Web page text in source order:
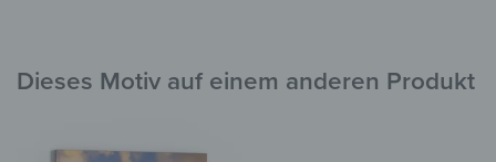
Dieses Motiv auf einem anderen Produkt